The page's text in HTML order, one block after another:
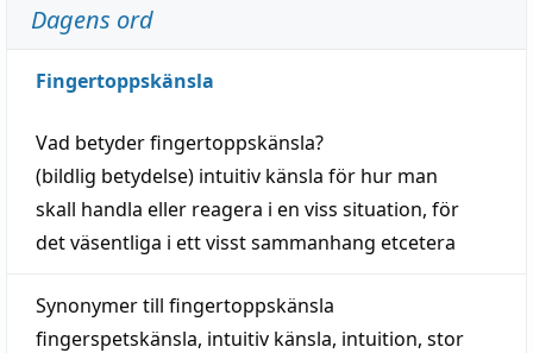
Dagens ord
Fingertoppskänsla
Vad betyderfingertoppskänsla?
(bildlig betydelse) intuitiv känsla för hur man
skall handla eller reagera i en viss situation, för
det väsentliga i ett visstsammanhang etcetera
Synonymer till fingertoppskänsla
fingerspetskänsla, intuitiv känsla, intuition, stor